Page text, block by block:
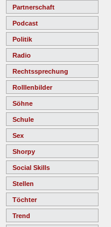
Partnerschaft
Podcast
Politik
Radio
Rechtssprechung
Rolllenbilder
Söhne
Schule
Sex
Shorpy
Social Skills
Stellen
Töchter
Trend